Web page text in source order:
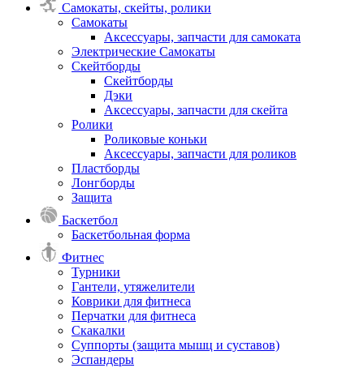
Самокаты, скейты, ролики
Самокаты
Аксессуары, запчасти для самоката
Электрические Самокаты
Скейтборды
Скейтборды
Дэки
Аксессуары, запчасти для скейта
Ролики
Роликовые коньки
Аксессуары, запчасти для роликов
Пластборды
Лонгборды
Защита
Баскетбол
Баскетбольная форма
Фитнес
Турники
Гантели, утяжелители
Коврики для фитнеса
Перчатки для фитнеса
Скакалки
Суппорты (защита мышц и суставов)
Эспандеры